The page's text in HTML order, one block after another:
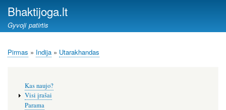
Bhaktijoga.lt
Gyvoji patirtis
Kelias
Pirmas Indija Utarakhandas
meniu
Kas naujo?
Visi įrašai
Parama